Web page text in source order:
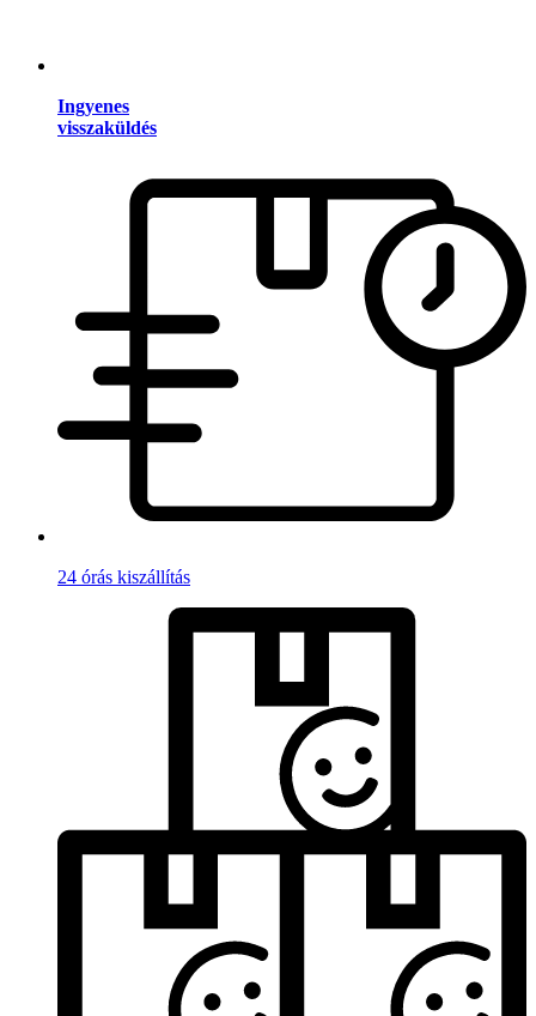
Ingyenes
visszaküldés
24 órás kiszállítás